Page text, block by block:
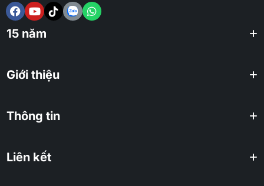
15 năm
Giới thiệu
Thông tin
Liên kết